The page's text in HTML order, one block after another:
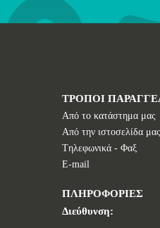
ΤΡΟΠΟΙ
Από το κατάστημα μας
Από την ιστοσελίδα μας
Tηλεφωνικά - Φαξ
E-mail
ΠΛΗΡΟΦΟΡΙΕΣ
Διεύθυνση: